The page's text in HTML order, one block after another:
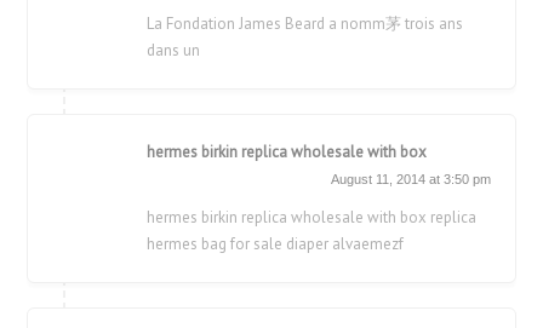
La Fondation James Beard a nomm茅 trois ans
dans un
hermes birkin replica wholesale with box
August 11, 2014 at 3:50 pm
hermes birkin replica wholesale with box replica
hermes bag for sale diaper alvaemezf